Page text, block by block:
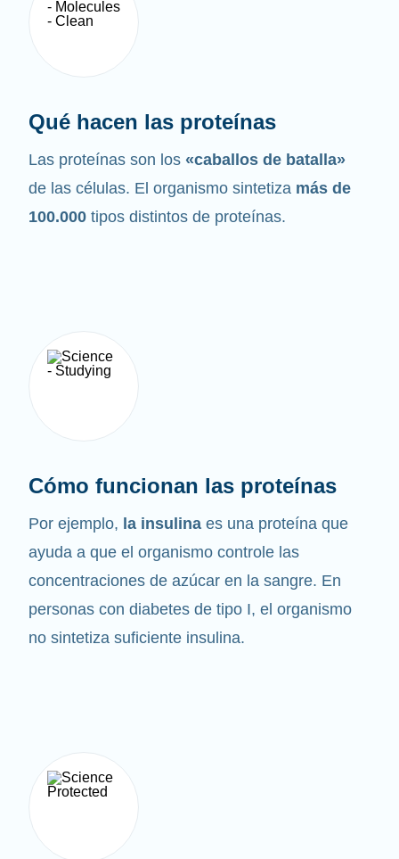
Qué hacen las proteínas
Las proteínas son los «caballos de batalla»
de las células. El organismo sintetiza más de
100.000 tipos distintos de proteínas.
Cómo funcionan las proteínas
Por ejemplo, la insulina es una proteína que
ayuda a que el organismo controle las
concentraciones de azúcar en la sangre. En
personas con diabetes de tipo I, el organismo
no sintetiza suficiente insulina.